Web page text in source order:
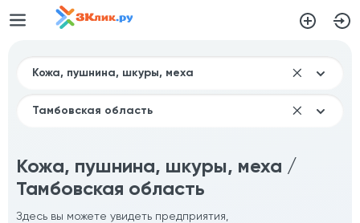
Кожа, пушнина, шкуры, меха /
Тамбовская область
Здесь вы можете увидеть предприятия,